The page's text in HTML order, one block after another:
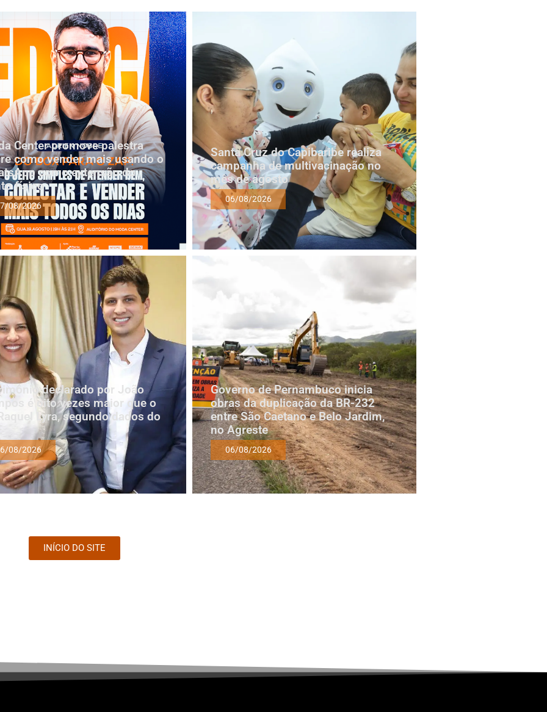
Center promove palestra
como vender mais usando o
como extensão do
físico
08/2026
Santa Cruz do Capibaribe realiza
campanha de multivacinação no
mês de agosto
06/08/2026
declarado por João
é oito vezes maior que o
Lyra, segundo dados do
08/2026
Governo de Pernambuco inicia
obras da duplicação da BR-232
entre São Caetano e Belo Jardim,
no Agreste
06/08/2026
INÍCIO DO SITE